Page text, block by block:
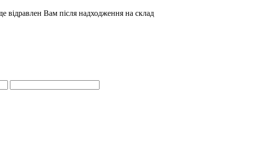
відравлен Вам після надходження на склад